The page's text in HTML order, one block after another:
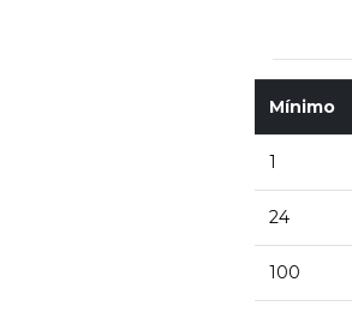
Mínimo
1
24
100